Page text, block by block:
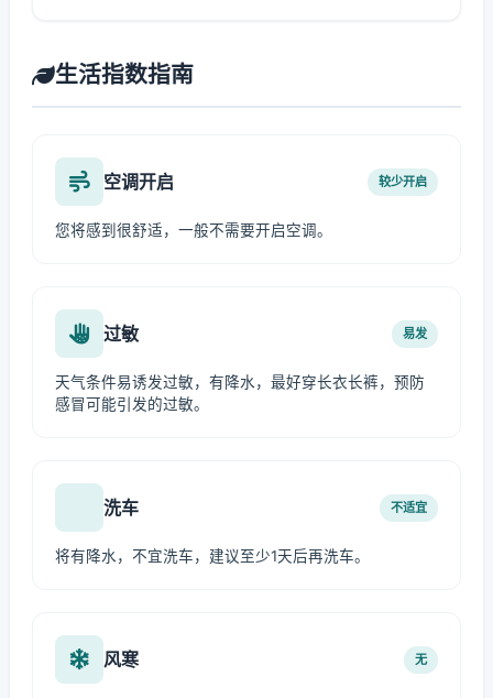
生活指数指南
空调开启 较少开启
您将感到很舒适，一般不需要开启空调。
过敏 易发
天气条件易诱发过敏，有降水，最好穿长衣长裤，预防
感冒可能引发的过敏。
洗车 不适宜
将有降水，不宜洗车，建议至少1天后再洗车。
风寒 无